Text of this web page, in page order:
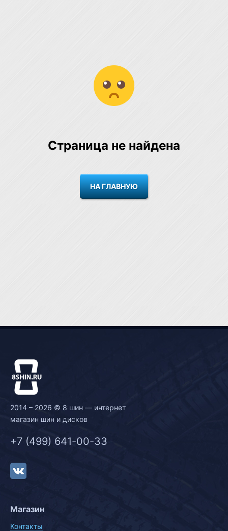
Страница не найдена
НА ГЛАВНУЮ
2014 – 2026 © 8 шин — интернет
магазин шин и дисков
+7 (499) 641-00-33
Магазин
Контакты